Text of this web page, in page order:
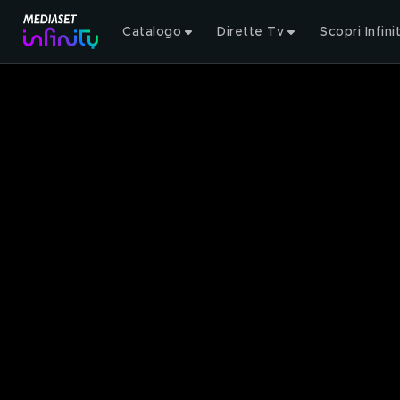
Catalogo Dirette Tv Scopri